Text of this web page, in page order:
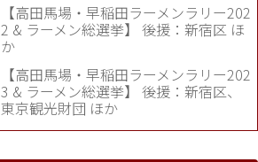
【高田馬場・早稲田ラーメンラリー202
2 & ラーメン総選挙】 後援：新宿区 ほ
か
【高田馬場・早稲田ラーメンラリー202
3 & ラーメン総選挙】 後援：新宿区、
東京観光財団 ほか